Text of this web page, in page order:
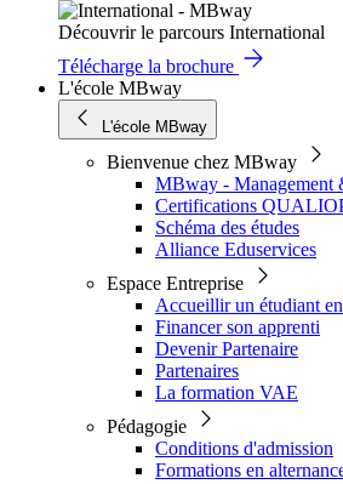
Découvrir le parcours International
Télécharge la brochure
L'école MBway
L'école MBway
Bienvenue chez MBway
MBway - Management
Certifications
Schéma des études
Alliance Eduservices
Espace Entreprise
Accueillir un étudiant
Financer son apprenti
Devenir Partenaire
Partenaires
La formation VAE
Pédagogie
Conditions d'admission
Formations en